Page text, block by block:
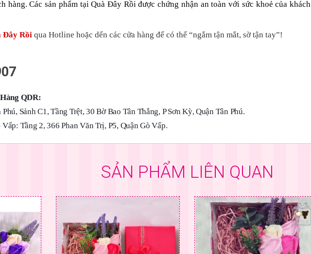
hàng. Các sản phẩm tại Quà Đây Rồi được chứng nhận an toàn với sức khoẻ của khách
Đây Rồi qua Hotline hoặc dến các cửa hàng để có thể “ngắm tận mắt, sờ tận tay”!
QDR:
Sảnh C1, Tầng Trệt, 30 Bờ Bao Tân Thắng, P Sơn Kỳ, Quận Tân Phú.
Tầng 2, 366 Phan Văn Trị, P5, Quận Gò Vấp.
SẢN PHẨM LIÊN QUAN